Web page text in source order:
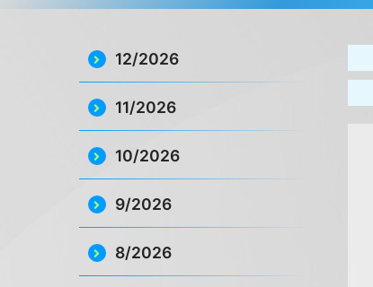
12/2026
11/2026
10/2026
9/2026
8/2026